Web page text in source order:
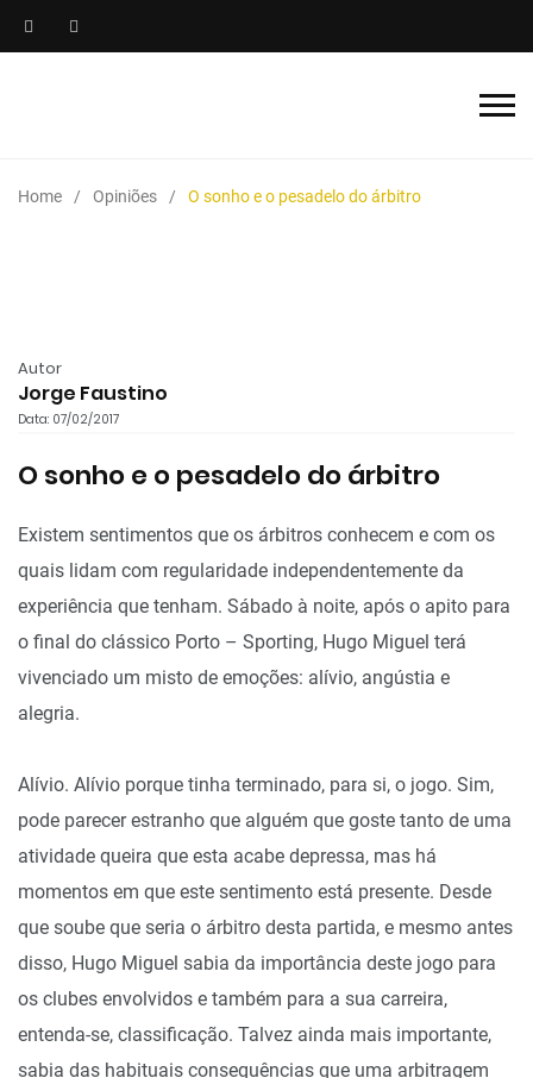
Home Opiniões O sonho e o pesadelo do árbitro
Autor
Jorge Faustino
Data: 07/02/2017
O sonho e o pesadelo do árbitro
Existem sentimentos que os árbitros conhecem e com os
quais lidam com regularidade independentemente da
experiência que tenham. Sábado à noite, após o apito para
o final do clássico Porto – Sporting, Hugo Miguel terá
vivenciado um misto de emoções: alívio, angústia e
alegria.
Alívio. Alívio porque tinha terminado, para si, o jogo. Sim,
pode parecer estranho que alguém que goste tanto de uma
atividade queira que esta acabe depressa, mas há
momentos em que este sentimento está presente. Desde
que soube que seria o árbitro desta partida, e mesmo antes
disso, Hugo Miguel sabia da importância deste jogo para
os clubes envolvidos e também para a sua carreira,
entenda-se, classificação. Talvez ainda mais importante,
sabia das habituais consequências que uma arbitragem